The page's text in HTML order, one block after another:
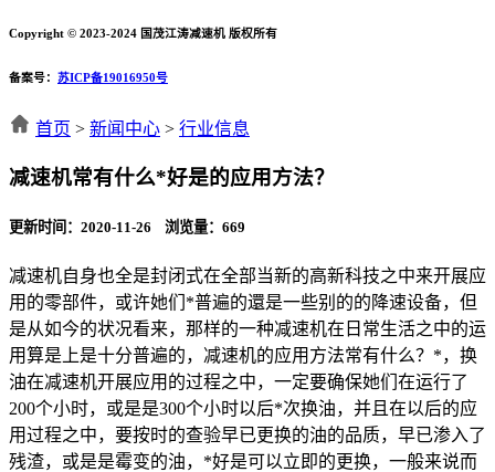
Copyright © 2023-2024 国茂江涛减速机 版权所有
备案号： 苏ICP备19016950号
首页 > 新闻中心 > 行业信息
减速机常有什么*好是的应用方法？
更新时间：2020-11-26 浏览量： 669
减速机自身也全是封闭式在全部当新的高新科技之中来开展应
用的零部件，或许她们*普遍的還是一些别的的降速设备，但
是从如今的状况看来，那样的一种减速机在日常生活之中的运
用算是上是十分普遍的，减速机的应用方法常有什么？*，换
油在减速机开展应用的过程之中，一定要确保她们在运行了
200个小时，或是是300个小时以后*次换油，并且在以后的应
用过程之中，要按时的查验早已更换的油的品质，早已渗入了
残渣，或是是霉变的油，*好是可以立即的更换，一般来说而